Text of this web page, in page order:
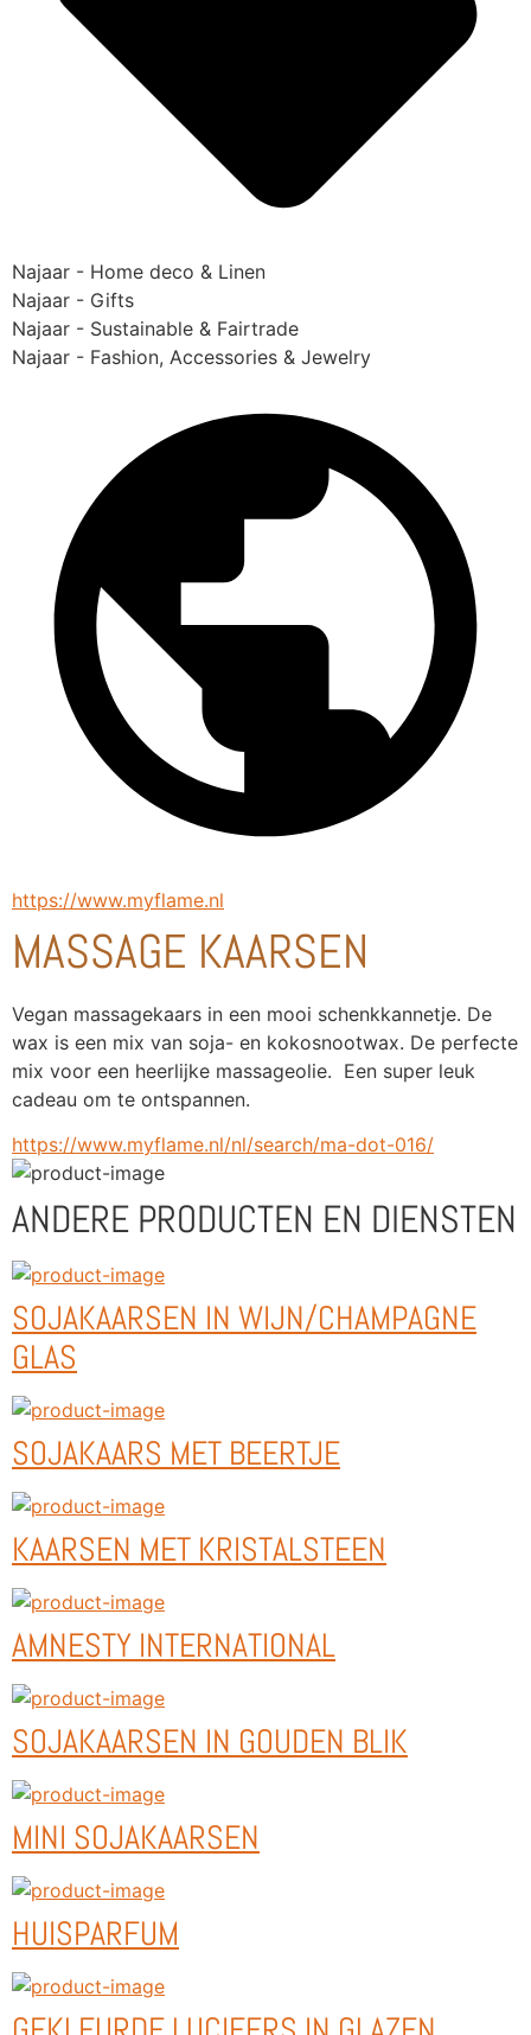
Najaar - Home deco & Linen
Najaar - Gifts
Najaar - Sustainable & Fairtrade
Najaar - Fashion, Accessories & Jewelry
https://www.myflame.nl
MASSAGE KAARSEN
Vegan massagekaars in een mooi schenkkannetje. De
wax is een mix van soja- en kokosnootwax. De perfecte
mix voor een heerlijke massageolie.  Een super leuk
cadeau om te ontspannen.
https://www.myflame.nl/nl/search/ma-dot-016/
ANDERE PRODUCTEN EN DIENSTEN
SOJAKAARSEN IN WIJN/CHAMPAGNE
GLAS
SOJAKAARS MET BEERTJE
KAARSEN MET KRISTALSTEEN
AMNESTY INTERNATIONAL
SOJAKAARSEN IN GOUDEN BLIK
MINI SOJAKAARSEN
HUISPARFUM